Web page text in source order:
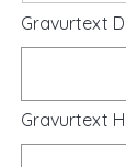
Gravurtext
Gravurtext